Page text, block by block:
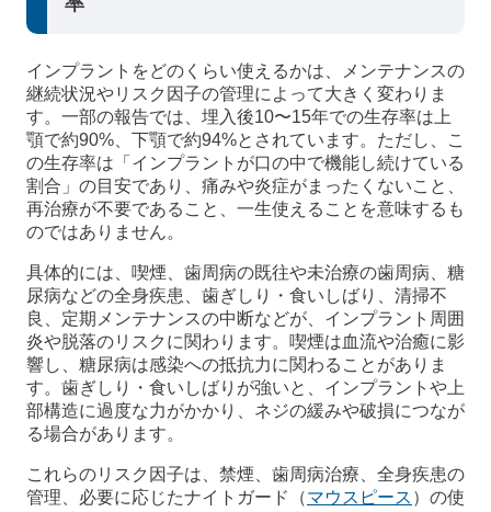
インプラントをどのくらい使えるかは、メンテナンスの
継続状況やリスク因子の管理によって大きく変わりま
す。一部の報告では、埋入後10〜15年での生存率は上
顎で約90%、下顎で約94%とされています。ただし、こ
の生存率は「インプラントが口の中で機能し続けている
割合」の目安であり、痛みや炎症がまったくないこと、
再治療が不要であること、一生使えることを意味するも
のではありません。
具体的には、喫煙、歯周病の既往や未治療の歯周病、糖
尿病などの全身疾患、歯ぎしり・食いしばり、清掃不
良、定期メンテナンスの中断などが、インプラント周囲
炎や脱落のリスクに関わります。喫煙は血流や治癒に影
響し、糖尿病は感染への抵抗力に関わることがありま
す。歯ぎしり・食いしばりが強いと、インプラントや上
部構造に過度な力がかかり、ネジの緩みや破損につなが
る場合があります。
これらのリスク因子は、禁煙、歯周病治療、全身疾患の
管理、必要に応じたナイトガード（マウスピース ）の使